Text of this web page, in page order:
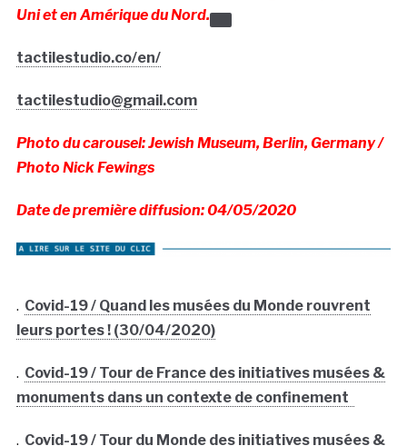
Uni et en Amérique du Nord.
tactilestudio.co/en/
tactilestudio@gmail.com
Photo du carousel: Jewish Museum, Berlin, Germany /
Photo Nick Fewings
Date de première diffusion: 04/05/2020
. Covid-19 / Quand les musées du Monde rouvrent
leurs portes ! (30/04/2020)
. Covid-19 / Tour de France des initiatives musées &
monuments dans un contexte de confinement
. Covid-19 / Tour du Monde des initiatives musées &